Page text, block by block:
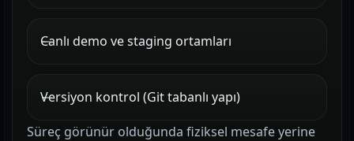
Canlı demo ve staging ortamları
Versiyon kontrol (Git tabanlı yapı)
Süreç görünür olduğunda fiziksel mesafe yerine